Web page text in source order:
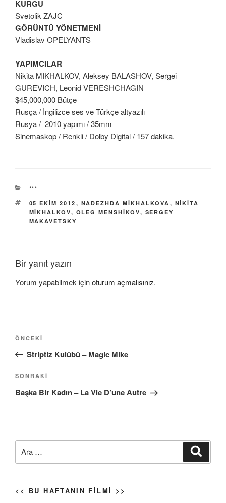
KURGU
Svetolik ZAJC
GÖRÜNTÜ YÖNETMENİ
Vladislav OPELYANTS
YAPIMCILAR
Nikita MIKHALKOV, Aleksey BALASHOV, Sergei
GUREVICH, Leonid VERESHCHAGIN
$45,000,000 Bütçe
Rusça / İngilizce ses ve Türkçe altyazılı
Rusya / 2010 yapımı / 35mm
Sinemaskop / Renkli / Dolby Digital / 157 dakika.
KATEGORILER
***
ETIKETLER
05 EKIM 2012 , NADEZHDA MIKHALKOVA , NIKITA
MIKHALKOV, OLEG MENSHIKOV, SERGEY
MAKAVETSKY
Bir yanıt yazın
Yorum yapabilmek içinoturum açmalısınız.
Yazı
Önceki
Yazı
ÖNCEKI
Striptiz Kulübü – Magic Mike
Sonraki
Yazı
SONRAKI
Başka Bir Kadın – La Vie D’une Autre
<< BU HAFTANIN FILMI >>